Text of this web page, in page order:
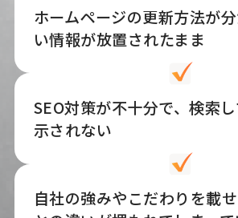
ホームページの更新方法が
い情報が放置されたまま
SEO対策が不十分で、検索
示されない
自社の強みやこだわりを載